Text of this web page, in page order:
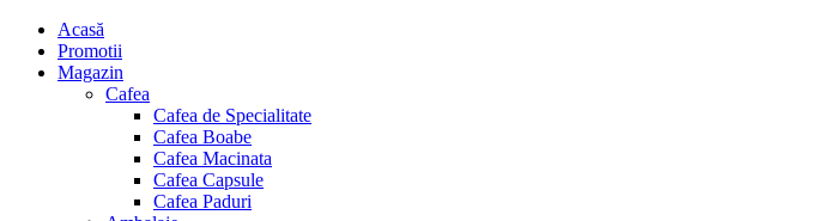
Menu
Acasă
Promotii
Magazin
Cafea
Cafea de Specialitate
Cafea Boabe
Cafea Macinata
Cafea Capsule
Cafea Paduri